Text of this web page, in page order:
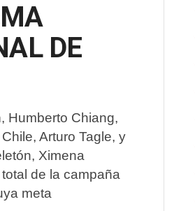
DE
Humberto Chiang,
Arturo Tagle, y
Ximena
de la campaña
meta